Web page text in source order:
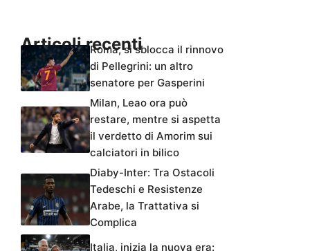
Articoli recentiRoma, si sblocca il rinnovo
di Pellegrini: un altro
senatore per Gasperini
Milan, Leao ora può
restare, mentre si aspetta
il verdetto di Amorim sui
calciatori in bilico
Diaby-Inter: Tra Ostacoli
Tedeschi e Resistenze
Arabe, la Trattativa si
Complica
Italia, inizia la nuova era: